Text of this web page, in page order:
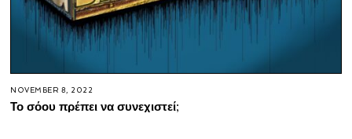
NOVEMBER 8, 2022
Το σόου πρέπει να συνεχιστεί;